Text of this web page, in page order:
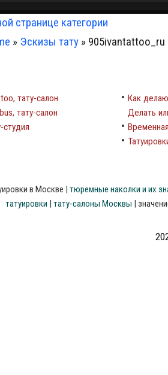
странице категории
» Эскизы тату » 905ivantattoo_ru
тату-салон
тату-салон
студия
Как
Делать
в Москве | тюремные наколки и их
татуировки | тату-салоны Москвы |